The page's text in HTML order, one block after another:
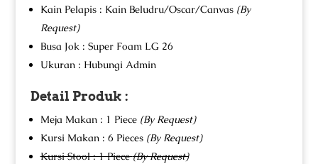
Kain Pelapis : Kain Beludru/Oscar/Canvas (By
Request)
Busa Jok : Super Foam LG 26
Ukuran : Hubungi Admin
Detail Produk :
Meja Makan : 1 Piece (By Request)
Kursi Makan : 6 Pieces (By Request)
Kursi Stool : 1 Piece(By Request)